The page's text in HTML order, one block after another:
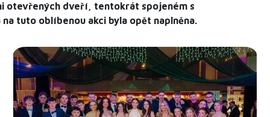
otevřených dveří, tentokrát spojeném s
tuto oblíbenou akci byla opět naplněna.